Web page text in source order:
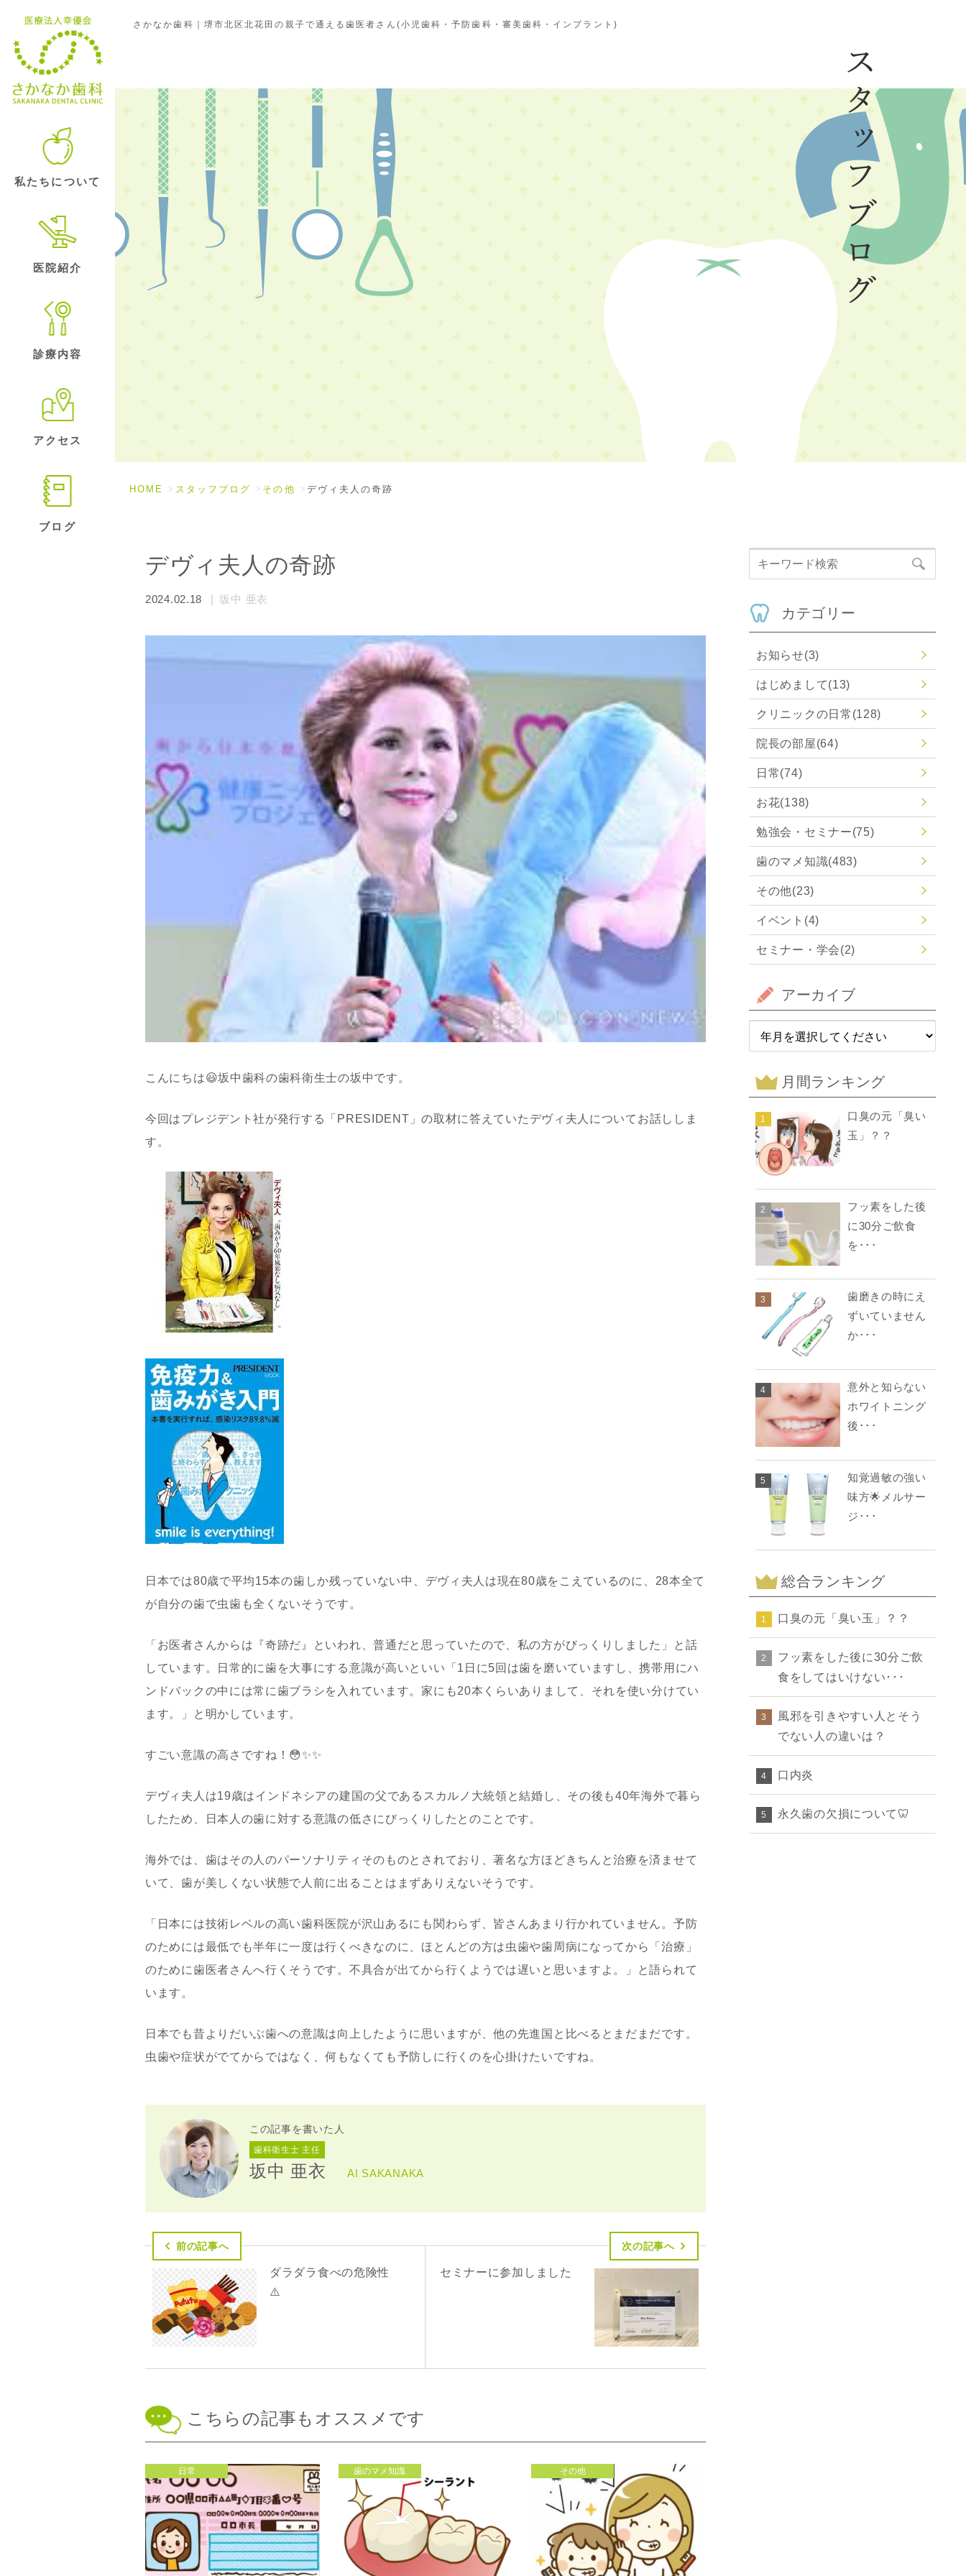
さかなか歯科｜堺市北区北花田の親子で通える歯医者さん(小児歯科・予防歯科・審美歯科・インプラント)
私たちについて
医院紹介
診療内容
アクセス
ブログ
HOME スタッフブログ その他 デヴィ夫人の奇跡
その他
デヴィ夫人の奇跡
2024.02.18 坂中 亜衣
こんにちは😃坂中歯科の歯科衛生士の坂中です。
今回はプレジデント社が発行する「 PRESIDENT 」の取材に答えていたデヴィ夫人について お話し しま
す。
日本では80歳で平均15本の歯しか残っていない中、デヴィ夫人は現在80歳を こえているのに、 28本全て
が自分の歯で虫歯も全くないそうです。
「お医者さんからは『奇跡だ』といわれ、普通だと思っていたので、私の方がびっくりしました」と話
しています。日常的に歯を大事にする意識が高いといい「1日に5回は歯を磨いていますし、携帯用にハ
ンドバックの中には常に歯ブラシを入れています。家にも20本くらいありまして、それを使い分けてい
ます。」と明かしています。
すごい意識の高さですね！😳✨✨
デヴィ夫人は19歳はインドネシアの建国の父であるスカルノ大統領と結婚し、その後も40年海外で暮ら
したため、日本人の歯に対する意識の低さにびっくりしたとのことです。
海外では、歯はその人のパーソナリティそのものとされており、著名な方ほどきちんと治療を済ませて
いて、歯が美しくない状態で人前に出ることはまずありえないそうです。
「日本には技術レベルの高い歯科医院が沢山あるにも関わらず、皆さんあまり行かれていません。予防
のためには最低でも半年に一度は行くべきなのに、ほとんどの方は虫歯や歯周病になってから「治療」
のために歯医者さんへ行くそうです。不具合が出てから行くようでは遅いと思いますよ。」と語られて
います。
日本でも昔よりだいぶ歯への意識は向上したように思いますが、他の先進国と比べるとまだまだです。
虫歯や症状がでてからではなく、何もなくても予防しに行くのを心掛けたいですね。
この記事を書いた人
歯科衛生士 主任
坂中 亜衣 AI SAKANAKA
前の記事へ
ダラダラ食べの危険性
⚠️
次の記事へ
セミナーに参加しました
こちらの記事もオススメです
日常 歯のマメ知識 その他
カテゴリー
お知らせ(3)
はじめまして(13)
クリニックの日常 (128)
院長の部屋(64)
日常(74)
お花(138)
勉強会・セミナー(75)
歯のマメ知識(483)
その他(23)
イベント (4)
セミナー・学会(2)
アーカイブ
月間ランキング
1
口臭の元「臭い
玉」？？
2
フッ素をした後
に30分ご飲食
を･･･
3
歯磨きの時にえ
ずいていません
か･･･
4
意外と知らない
ホワイトニング
後･･･
5
知覚過敏の強い
味方🌟メルサー
ジ･･･
総合ランキング
1 口臭の元「臭い玉」？？
2
フッ素をした後に30分ご飲
食をしてはいけない･･･
3
風邪を引きやすい人とそう
でない人の違いは？
4 口内炎
5 永久歯の欠損について🦷